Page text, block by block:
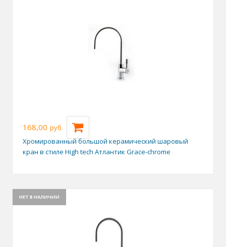
168,00 руб.
Хромированный большой керамический шаровый
кран в стиле High tech Атлантик Grace-chrome
НЕТ В НАЛИЧИИ